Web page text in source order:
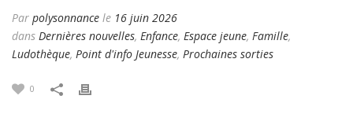
Par polysonnance le 16 juin 2026
dans Dernières nouvelles, Enfance, Espace jeune, Famille,
Ludothèque, Point d'info Jeunesse, Prochaines sorties
0